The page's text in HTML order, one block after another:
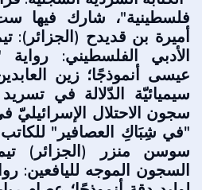
فلسطينية"، شارك فيها
أميرة بن قديدح (الجزائر):
الأدبي الفلسطيني:
عيسى أنموذجًا؛ زين
سيميائيّة الدّلالة في
سجون الاحتلال
"في شِبَاكِ العصافير" للكاتب
سوسن منزر (الجزائر)
السجون الموجه لليافعين: